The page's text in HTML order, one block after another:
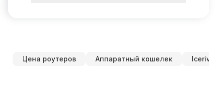
Цена роутеров Аппаратный кошелек